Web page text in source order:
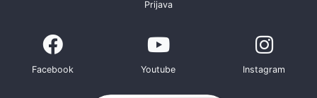
Prijava
Facebook Youtube Instagram